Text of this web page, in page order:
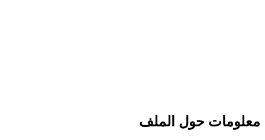
معلومات حول الملف